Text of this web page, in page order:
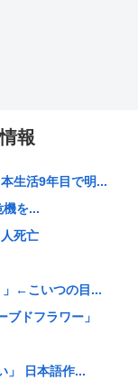
報
生活9年目で明...
機を...
死亡
←こいつの目...
ドフラワー」
」 日本語作...